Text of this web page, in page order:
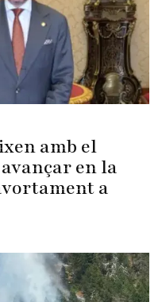
amb el
en la
a